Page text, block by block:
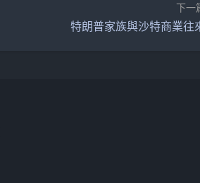
下一
特朗普家族與沙特商業往